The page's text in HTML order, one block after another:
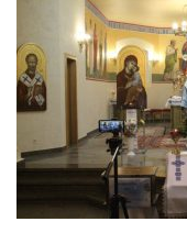
Покрови
Парафія
Золочів)
Парафія
Газета Християнський
Надруковані
Молитви
Галерея
Рух pro-life